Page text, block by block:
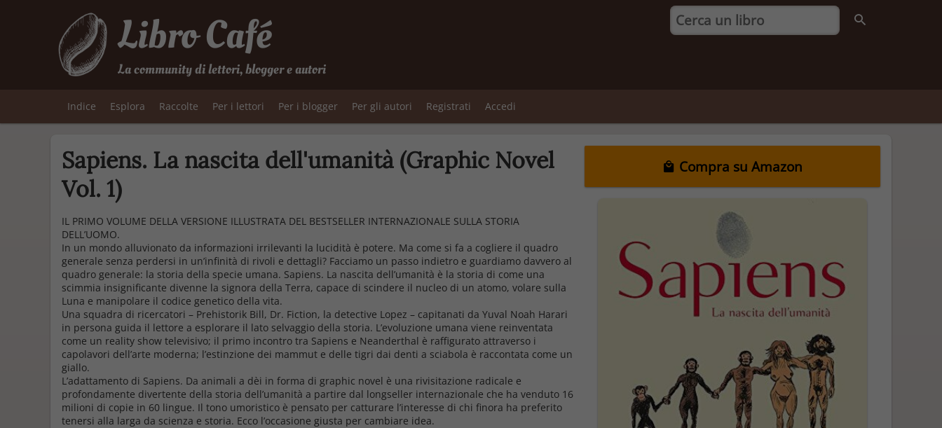
Libro Café
La community di lettori, blogger e autori
Indice Esplora Raccolte Per i lettori Per i blogger Per gli autori Registrati Accedi
Sapiens. La nascita dell'umanità (Graphic Novel
Vol. 1)
Compra su Amazon
IL PRIMO VOLUME DELLA VERSIONE ILLUSTRATA DEL BESTSELLER INTERNAZIONALE SULLA STORIA
DELL’UOMO.
In un mondo alluvionato da informazioni irrilevanti la lucidità è potere. Ma come si fa a cogliere il quadro
generale senza perdersi in un’infinità di rivoli e dettagli? Facciamo un passo indietro e guardiamo davvero al
quadro generale: la storia della specie umana. Sapiens. La nascita dell’umanità è la storia di come una
scimmia insignificante divenne la signora della Terra, capace di scindere il nucleo di un atomo, volare sulla
Luna e manipolare il codice genetico della vita.
Una squadra di ricercatori – Prehistorik Bill, Dr. Fiction, la detective Lopez – capitanati da Yuval Noah Harari
in persona guida il lettore a esplorare il lato selvaggio della storia. L’evoluzione umana viene reinventata
come un reality show televisivo; il primo incontro tra Sapiens e Neanderthal è raffigurato attraverso i
capolavori dell’arte moderna; l’estinzione dei mammut e delle tigri dai denti a sciabola è raccontata come un
giallo.
L’adattamento di Sapiens. Da animali a dèi in forma di graphic novel è una rivisitazione radicale e
profondamente divertente della storia dell’umanità a partire dal longseller internazionale che ha venduto 16
milioni di copie in 60 lingue. Il tono umoristico è pensato per catturare l’interesse di chi finora ha preferito
tenersi alla larga da scienza e storia. Ecco l’occasione giusta per cambiare idea.